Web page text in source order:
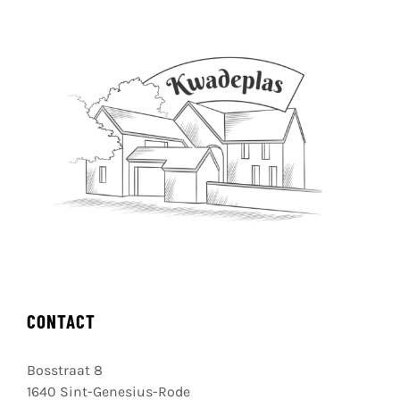
CONTACT
Bosstraat 8
1640 Sint-Genesius-Rode